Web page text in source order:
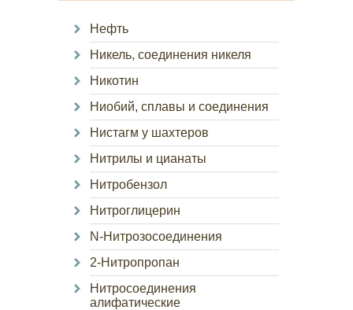
Нефть
Никель, соединения никеля
Никотин
Ниобий, сплавы и соединения
Нистагм у шахтеров
Нитрилы и цианаты
Нитробензол
Нитроглицерин
N-Нитрозосоединения
2-Нитропропан
Нитросоединения
алифатические